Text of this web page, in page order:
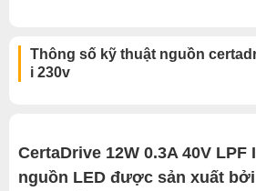
Thông số kỹ thuật nguồn
i 230v
CertaDrive 12W 0.3A 40V LPF
nguồn LED được sản xuất